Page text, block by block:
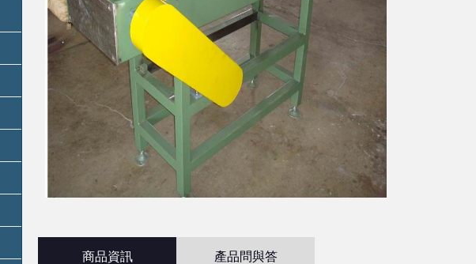
商品資訊 產品問與答